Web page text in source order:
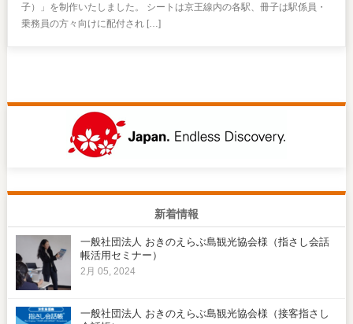
子）」を制作いたしました。 シートは京王線内の各駅、冊子は駅係員・
乗務員の方々向けに配付され […]
新着情報
一般社団法人 おきのえらぶ島観光協会様（指さし会話
帳活用セミナー）
2月 05, 2024
一般社団法人 おきのえらぶ島観光協会様（接客指さし